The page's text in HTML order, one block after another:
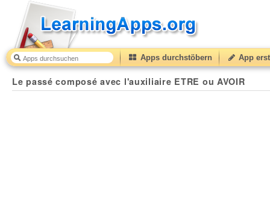
Apps durchstöbern App
Le passé composé avec l'auxiliaire ETRE ou AVOIR
Le passé composé avec l'auxiliaire ETRE ou AVOIR